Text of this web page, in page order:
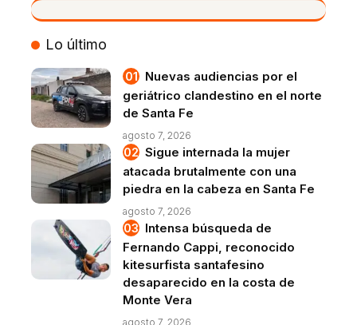
VIVO
Lo último
Nuevas audiencias por el
geriátrico clandestino en el norte
de Santa Fe
agosto 7, 2026
Sigue internada la mujer
atacada brutalmente con una
piedra en la cabeza en Santa Fe
agosto 7, 2026
Intensa búsqueda de
Fernando Cappi, reconocido
kitesurfista santafesino
desaparecido en la costa de
Monte Vera
agosto 7, 2026